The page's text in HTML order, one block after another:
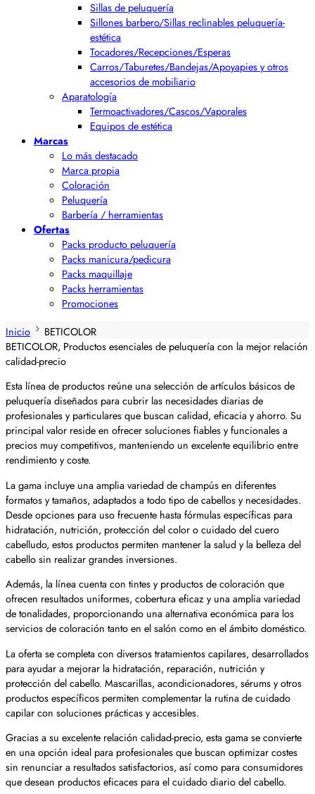
Sillas de peluquería
Sillones barbero/Sillas reclinables peluquería-
estética
Tocadores/Recepciones/Esperas
Carros/Taburetes/Bandejas/Apoyapies y otros
accesorios de mobiliario
Aparatología
Termoactivadores/Cascos/Vaporales
Equipos de estética
Marcas
Lo más destacado
Marca propia
Coloración
Peluquería
Barbería / herramientas
Ofertas
Packs producto peluquería
Packs manicura/pedicura
Packs maquillaje
Packs herramientas
Promociones
Inicio
BETICOLOR
BETICOLOR, Productos esenciales de peluquería con la mejor relación
calidad-precio
Esta línea de productos reúne una selección de artículos básicos de
peluquería diseñados para cubrir las necesidades diarias de
profesionales y particulares que buscan calidad, eficacia y ahorro. Su
principal valor reside en ofrecer soluciones fiables y funcionales a
precios muy competitivos, manteniendo un excelente equilibrio entre
rendimiento y coste.
La gama incluye una amplia variedad de champús en diferentes
formatos y tamaños, adaptados a todo tipo de cabellos y necesidades.
Desde opciones para uso frecuente hasta fórmulas específicas para
hidratación, nutrición, protección del color o cuidado del cuero
cabelludo, estos productos permiten mantener la salud y la belleza del
cabello sin realizar grandes inversiones.
Además, la línea cuenta con tintes y productos de coloración que
ofrecen resultados uniformes, cobertura eficaz y una amplia variedad
de tonalidades, proporcionando una alternativa económica para los
servicios de coloración tanto en el salón como en el ámbito doméstico.
La oferta se completa con diversos tratamientos capilares, desarrollados
para ayudar a mejorar la hidratación, reparación, nutrición y
protección del cabello. Mascarillas, acondicionadores, sérums y otros
productos específicos permiten complementar la rutina de cuidado
capilar con soluciones prácticas y accesibles.
Gracias a su excelente relación calidad-precio, esta gama se convierte
en una opción ideal para profesionales que buscan optimizar costes
sin renunciar a resultados satisfactorios, así como para consumidores
que desean productos eficaces para el cuidado diario del cabello.